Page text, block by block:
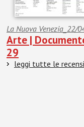
La Nuova Venezia_22/
Arte |
29
leggi tutte le